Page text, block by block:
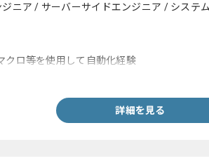
ジニア / サーバーサイドエンジニア / システ
クロ等を使用して自動化経験
詳細を見る